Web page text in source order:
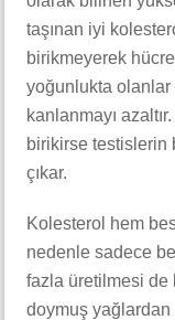
taşınan iyi
birikmeyerek
yoğunlukta olanlar
kanlanmayı
birikirse testislerin
çıkar.
Kolesterol hem
nedenle sadece
fazla üretilmesi de
doymuş